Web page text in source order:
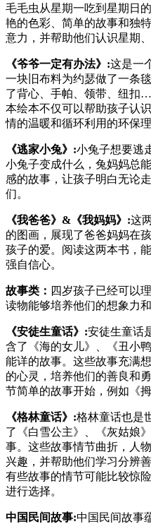
毛毛虫从星期一吃到星期日
艳的色彩、简单的故事和独
意力，并帮助他们认识星期、
《爷爷一定有办法》:这是一
一块旧布料为约瑟做了一条
了背心、手帕、领带、纽扣
本绘本不仅可以帮助孩子认
情的温暖和循环利用的环保理
《逃家小兔》:小兔子想要逃
小兔子变成什么，兔妈妈总
感的故事，让孩子明白无论
们。
《我爸爸》&《我妈妈》:这
的图画，展现了爸爸妈妈在
孩子的爱。阅读这两本书，
强自信心。
故事类： 四岁孩子已经可以
读物能够培养他们的想象力
《安徒生童话》:安徒生童话
含了《海的女儿》、《丑小
能详的故事。这些故事充满
的心灵，培养他们的善良和
节简单的故事开始，例如《拇
《格林童话》:格林童话也是
了《白雪公主》、《灰姑娘
事。这些故事情节曲折，人
兴趣，并帮助他们学习分辨
有些故事的情节可能比较惊
进行选择。
中国民间故事:中国民间故事